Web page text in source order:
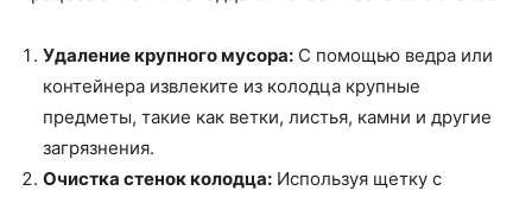
Удаление крупного мусора: С помощью ведра или
контейнера извлеките из колодца крупные
предметы, такие как ветки, листья, камни и другие
загрязнения.
Очистка стенок колодца: Используя щетку с